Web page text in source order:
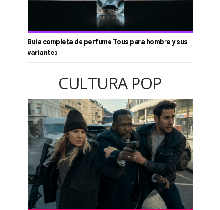
Guía completa de perfume Tous para hombre y sus
variantes
CULTURA POP